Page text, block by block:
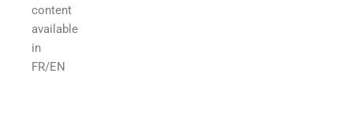
content
available
in
FR/EN